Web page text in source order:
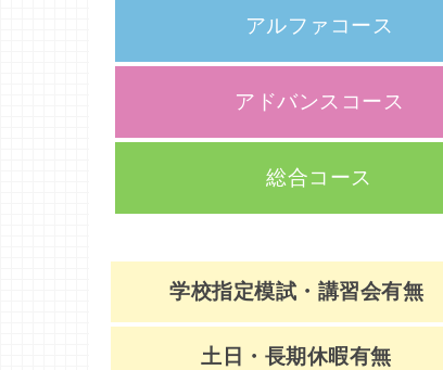
アルファコース
アドバンスコース
総合コース
学校指定模試・講習会有無
土日・長期休暇有無